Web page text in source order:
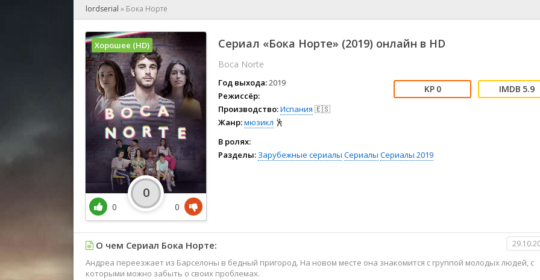
🕺 Мюзикл
👨‍💼 Новости
👨‍💻 Реальное тв
🎤 Ток-шоу
😱 Ужасы
🧙‍♀️ Фантастика
🤠 Фильм-нуар
🧝‍♂️ Фэнтези
🏅 Церемония
lordserial » Бока Норте
Сериал «Бока Норте» (2019) онлайн в HD
Boca Norte
Год выхода:2019
Режиссёр:
Производство:Испания 🇪🇸
Жанр:мюзикл 🕺
0 5.9
В ролях:
Разделы: Зарубежные сериалы Сериалы Сериалы 2019
Хорошее (HD)
0
0
0
О чем Сериал Бока Норте:
Андреа переезжает из Барселоны в бедный пригород. На новом месте она знакомится с группой молодых людей, с
которыми можно забыть о своих проблемах.